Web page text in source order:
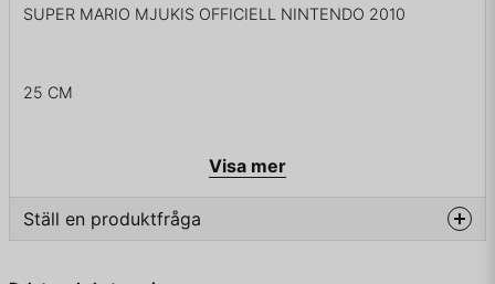
SUPER MARIO MJUKIS OFFICIELL NINTENDO 2010
25 CM
Visa mer
Ställ en produktfråga
Fråga oss något om denna produkten...